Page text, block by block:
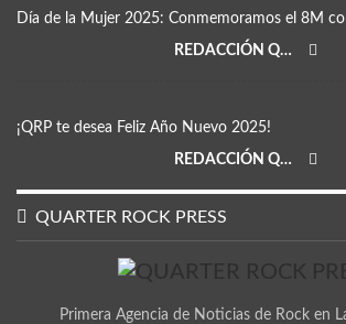
Día de la Mujer 2025: Conmemoramos el 8M
REDACCIÓN QRP
¡QRP te desea Feliz Año Nuevo 2025!
REDACCIÓN QRP
QUARTER ROCK PRESS
Primera Agencia de Noticias de Rock en